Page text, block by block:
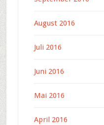
August 2016
Juli 2016
Juni 2016
Mai 2016
April 2016